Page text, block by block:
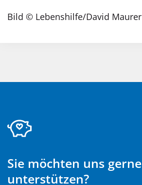
Bild © Lebenshilfe/David Maurer
Sie möchten uns gerne
unterstützen?